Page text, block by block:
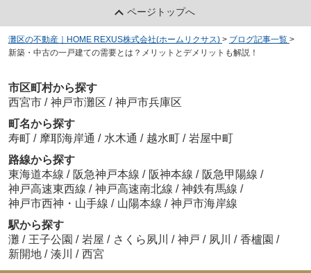
ページトップへ
灘区の不動産｜HOME REXUS株式会社(ホームリクサス) > ブログ記事一覧 >
新築・中古の一戸建ての需要とは？メリットとデメリットも解説！
市区町村から探す
西宮市 / 神戸市灘区 / 神戸市兵庫区
町名から探す
寿町 / 摩耶海岸通 / 水木通 / 越水町 / 岩屋中町
路線から探す
東海道本線 / 阪急神戸本線 / 阪神本線 / 阪急甲陽線 /
神戸高速東西線 / 神戸高速南北線 / 神鉄有馬線 /
神戸市西神・山手線 / 山陽本線 / 神戸市海岸線
駅から探す
灘 / 王子公園 / 岩屋 / さくら夙川 / 神戸 / 夙川 / 香櫨園 /
新開地 / 湊川 / 西宮